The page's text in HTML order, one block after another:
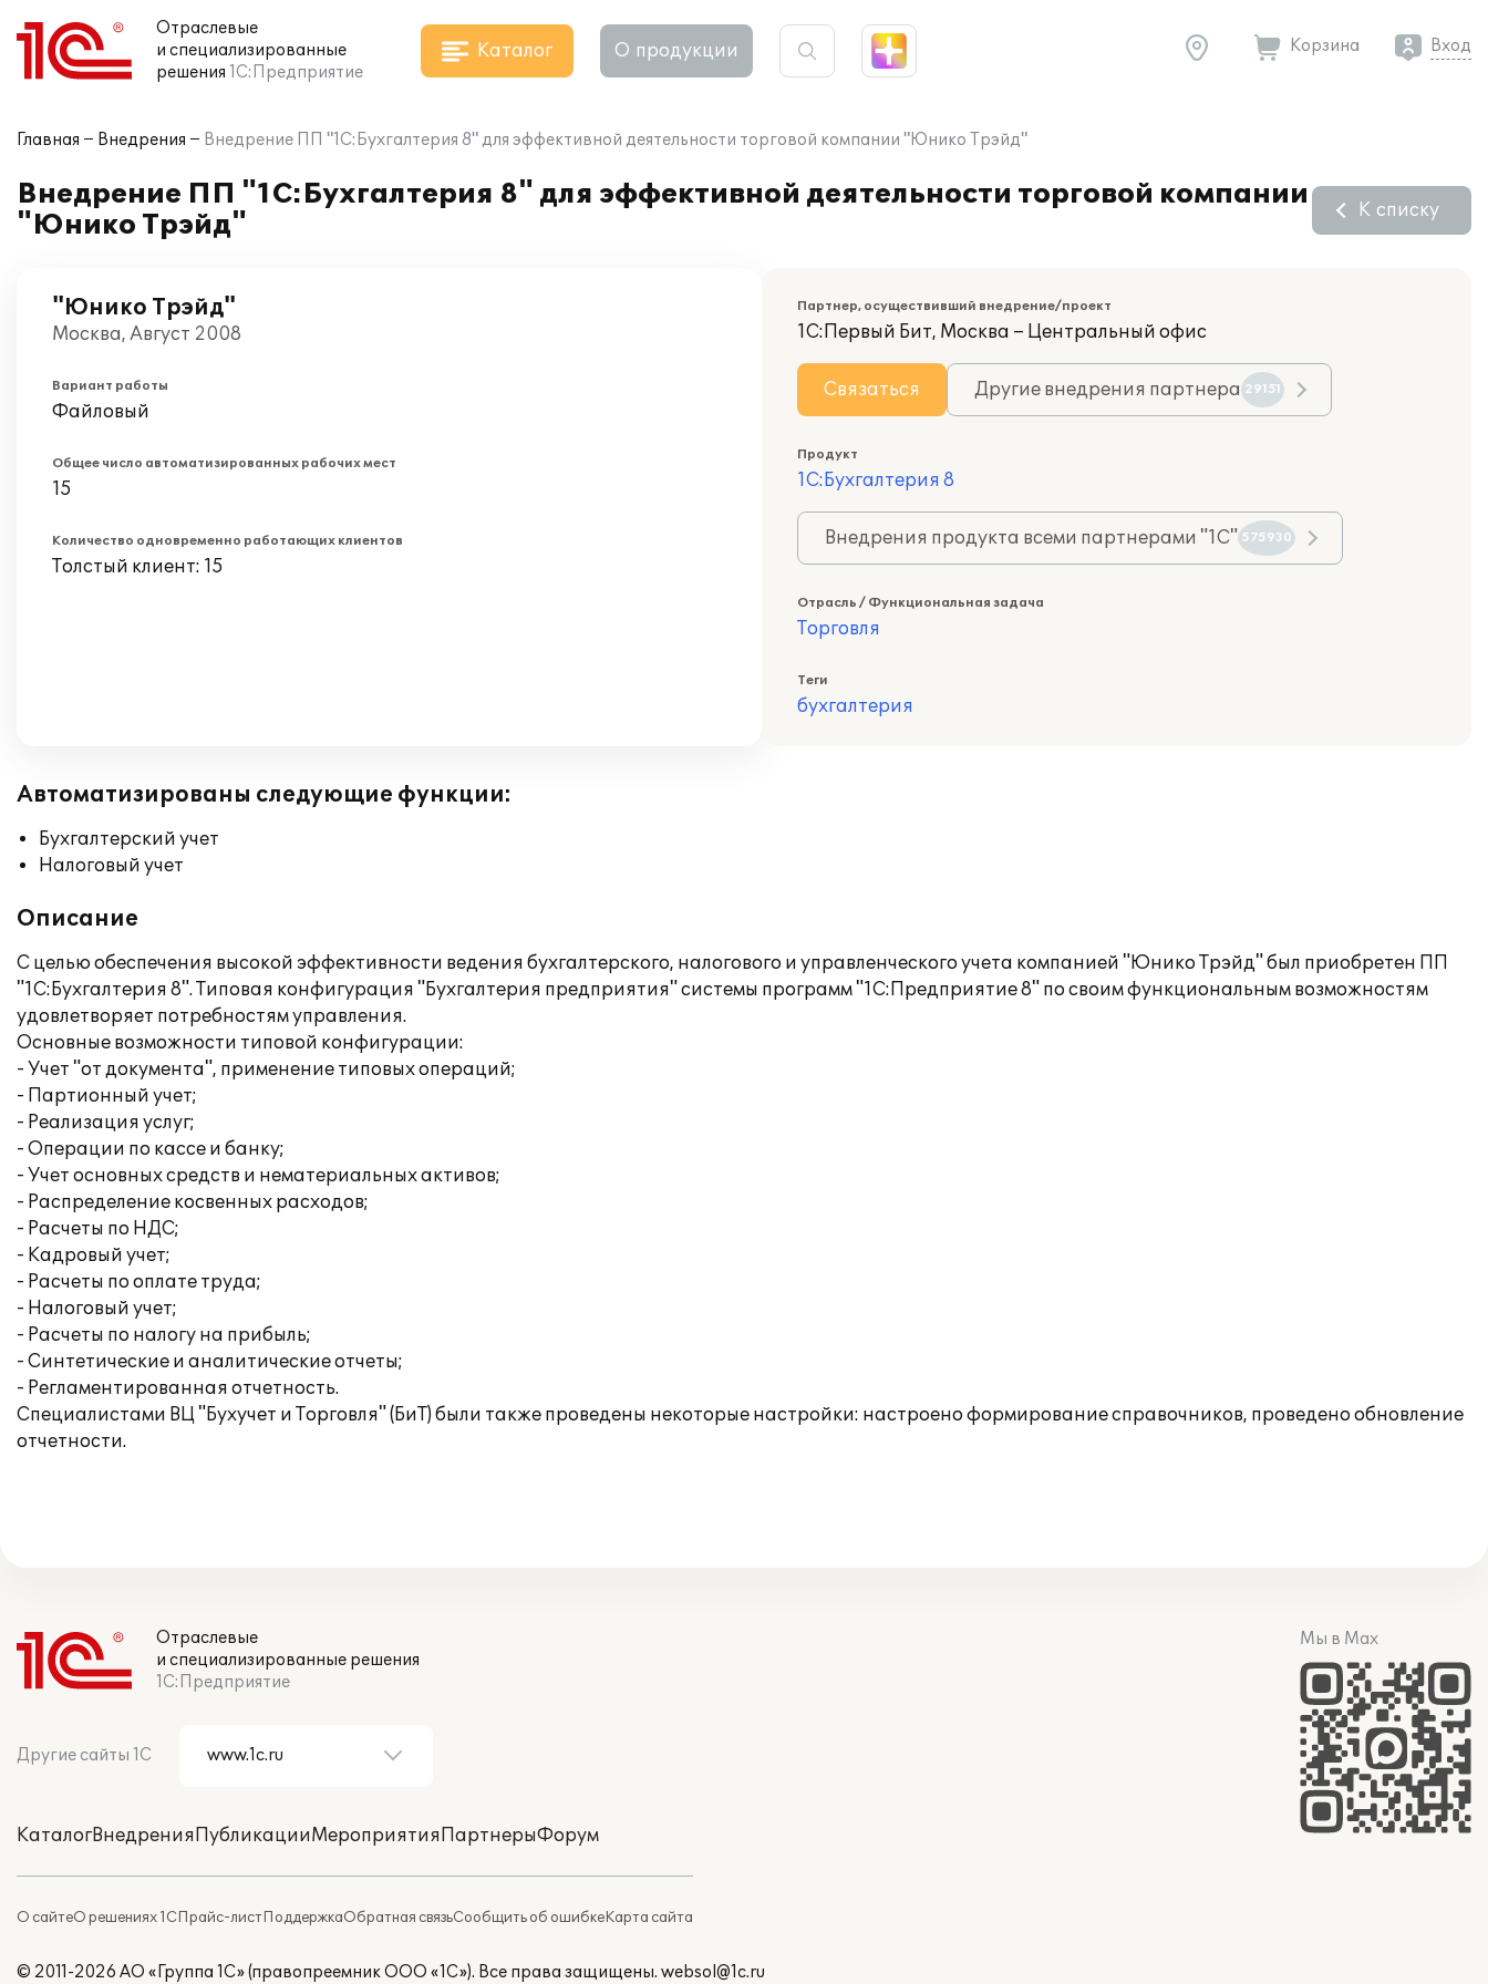
Отраслевые
и специализированные
решения 1С:Предприятие
Каталог О продукции Корзина Вход
Главная Внедрения Внедрение ПП "1С:Бухгалтерия 8" для эффективной деятельности торговой компании "Юнико Трэйд"
Внедрение ПП "1С:Бухгалтерия 8" для эффективной деятельности торговой компании
"Юнико Трэйд"
К списку
"Юнико Трэйд"
Москва, Август 2008
Вариант работы
Файловый
Общее число автоматизированных рабочих мест
15
Количество одновременно работающих клиентов
Толстый клиент: 15
Партнер, осуществивший внедрение/проект
1С:Первый Бит, Москва – Центральный офис
Связаться Другие внедрения партнера 29151
Продукт
1С:Бухгалтерия 8
Внедрения продукта всеми партнерами "1С" 575930
Отрасль / Функциональная задача
Торговля
Теги
бухгалтерия
Автоматизированы следующие функции:
Бухгалтерский учет
Налоговый учет
Описание
С целью обеспечения высокой эффективности ведения бухгалтерского, налогового и управленческого учета компанией "Юнико Трэйд" был приобретен ПП
"1С:Бухгалтерия 8". Типовая конфигурация "Бухгалтерия предприятия" системы программ "1С:Предприятие 8" по своим функциональным возможностям
удовлетворяет потребностям управления.
Основные возможности типовой конфигурации:
- Учет "от документа", применение типовых операций;
- Партионный учет;
- Реализация услуг;
- Операции по кассе и банку;
- Учет основных средств и нематериальных активов;
- Распределение косвенных расходов;
- Расчеты по НДС;
- Кадровый учет;
- Расчеты по оплате труда;
- Налоговый учет;
- Расчеты по налогу на прибыль;
- Синтетические и аналитические отчеты;
- Регламентированная отчетность.
Специалистами ВЦ "Бухучет и Торговля" (БиТ) были также проведены некоторые настройки: настроено формирование справочников, проведено обновление
отчетности.
Отраслевые
и специализированные решения
1С:Предприятие
Другие сайты 1С
КаталогВнедренияПубликацииМероприятияПартнерыФорум
О сайтеО решениях 1СПрайс-листПоддержкаОбратная связьСообщить об ошибкеКарта сайта
Мы в Max
© 2011-2026 АО «Группа 1С» (правопреемник ООО «1С»). Все права защищены. websol@1c.ru